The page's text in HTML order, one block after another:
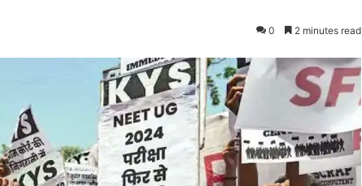
0 2 minutes read